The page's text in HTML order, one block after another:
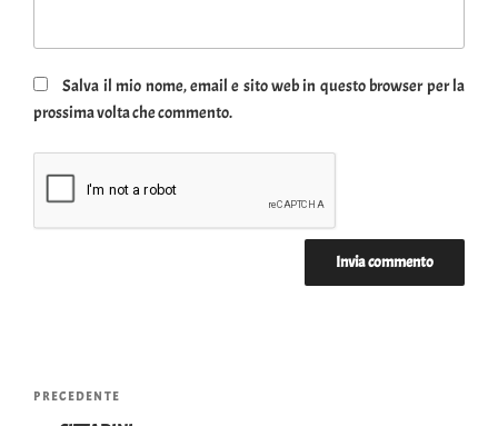
Salva il mio nome, email e sito web in questo browser per la
prossima volta che commento.
Articolo
PRECEDENTE